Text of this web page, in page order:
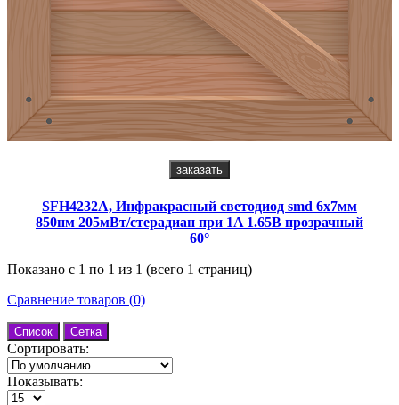
заказать
SFH4232A, Инфракрасный светодиод smd 6х7мм
850нм 205мВт/стерадиан при 1A 1.65В прозрачный
60°
Показано с 1 по 1 из 1 (всего 1 страниц)
Сравнение товаров (0)
Список Сетка
Сортировать:
Показывать: